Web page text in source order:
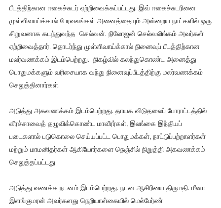
பீடத்திற்கான ஈகைச்சுடர் ஏற்றிவைக்கப்பட்டது. இவ் ஈகைச்சுடரினை
முள்ளிவாய்க்கால் பேரவலங்கள் அனைத்தையும் அன்றைய நாட்களில் ஒரு
சிறுவனாக கடந்துவந்த செல்வன். நிலோஜன் செல்வலிங்கம் அவர்கள்
ஏற்றிவைத்தார். தொடர்ந்து முள்ளிவாய்க்கால் நினைவுப் பீடத்திற்கான
மலர்வணக்கம் இடம்பெற்றது. நிகழ்வில் கலந்துகொண்ட அனைத்து
பொதுமக்களும் வரிசையாக வந்து நினைவுப்பீடத்திற்கு மலர்வணக்கம்
செலுத்தினார்கள்.
அடுத்து அகவணக்கம் இடம்பெற்றது. தாயக விடுதலைப் போராட்டத்தில்
வீரச்சாவைத் தழுவிக்கொண்ட மாவீரர்கள், இலங்கை இந்தியப்
படைகளால் படுகொலை செய்யப்பட்ட பொதுமக்கள், நாட்டுப்பற்றாளர்கள்
மற்றும் மாமனிதர்கள் ஆகியோர்களை நெஞ்சில் நிறுத்தி அகவணக்கம்
செலுத்தப்பட்டது.
அடுத்து வணக்க நடனம் இடம்பெற்றது. நடன ஆசிரியை திருமதி. மீனா
இளங்குமரன் அவர்களது நெறியாள்கையில் மெல்பேர்ண்